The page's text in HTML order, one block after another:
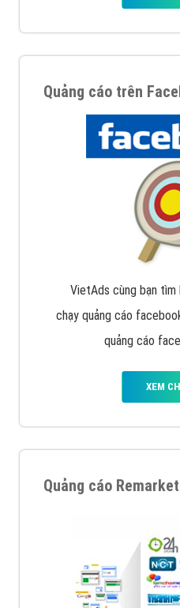
Quảng cáo trên
VietAds cùng bạn
chạy quảng cáo
quảng cáo
XEM
Quảng cáo